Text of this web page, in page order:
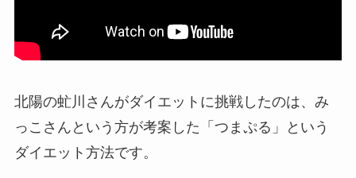
北陽の虻川さんがダイエットに挑戦したのは、み
っこさんという方が考案した「つまぷる」という
ダイエット方法です。